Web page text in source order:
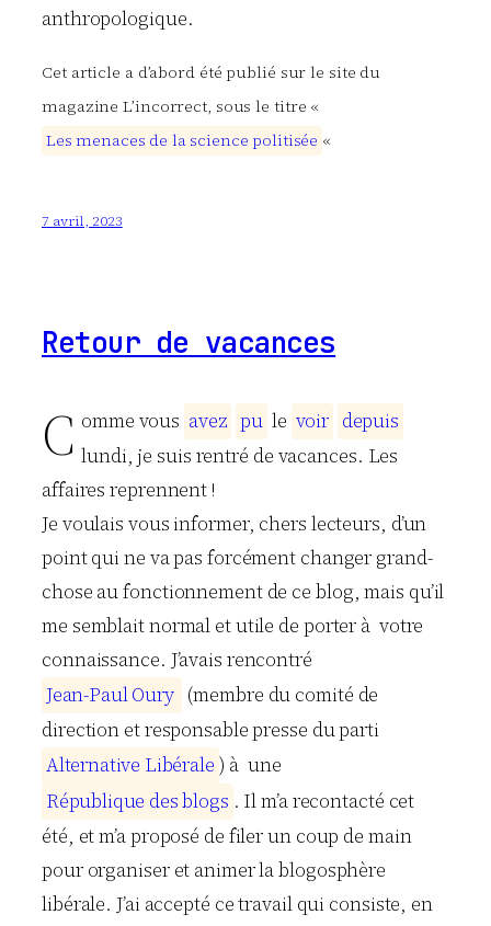
anthropologique.
Cet article a d’abord été publié sur le site du
magazine L’incorrect, sous le titre «
Les menaces de la science politisée «
7 avril, 2023
Retour de vacances
C omme vous avez pu le voir depuis
lundi, je suis rentré de vacances. Les
affaires reprennent !
Je voulais vous informer, chers lecteurs, d’un
point qui ne va pas forcément changer grand-
chose au fonctionnement de ce blog, mais qu’il
me semblait normal et utile de porter à votre
connaissance. J’avais rencontré
Jean-PaulOury (membre du comité de
direction et responsable presse du parti
Alternative Libérale ) à une
République desblogs . Il m’a recontacté cet
été, et m’a proposé de filer un coup de main
pour organiser et animer la blogosphère
libérale. J’ai accepté ce travail qui consiste, en